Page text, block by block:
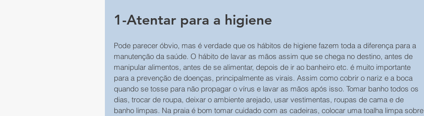
1-Atentar para a higiene
Pode parecer óbvio, mas é verdade que os hábitos de higiene fazem toda a diferença para a
manutenção da saúde. O hábito de lavar as mãos assim que se chega no destino, antes de
manipular alimentos, antes de se alimentar, depois de ir ao banheiro etc. é muito importante
para a prevenção de doenças, principalmente as virais. Assim como cobrir o nariz e a boca
quando se tosse para não propagar o vírus e lavar as mãos após isso. Tomar banho todos os
dias, trocar de roupa, deixar o ambiente arejado, usar vestimentas, roupas de cama e de
banho limpas. Na praia é bom tomar cuidado com as cadeiras, colocar uma toalha limpa sobre